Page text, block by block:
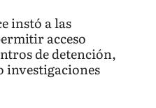
instó a las
acceso
de detención,
investigaciones